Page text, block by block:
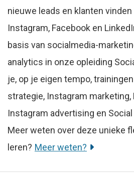
nieuwe leads en klanten vinden
Instagram, Facebook en
basis van socialmedia-
analytics in onze opleiding
je, op je eigen tempo,
strategie, Instagram marketing,
Instagram advertising en
Meer weten over deze unieke
leren? Meer weten?